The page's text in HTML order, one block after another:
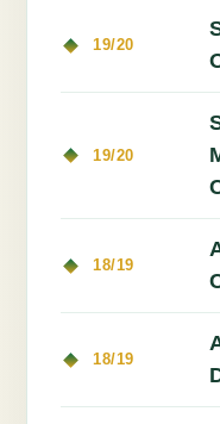
19/20
19/20
18/19
18/19